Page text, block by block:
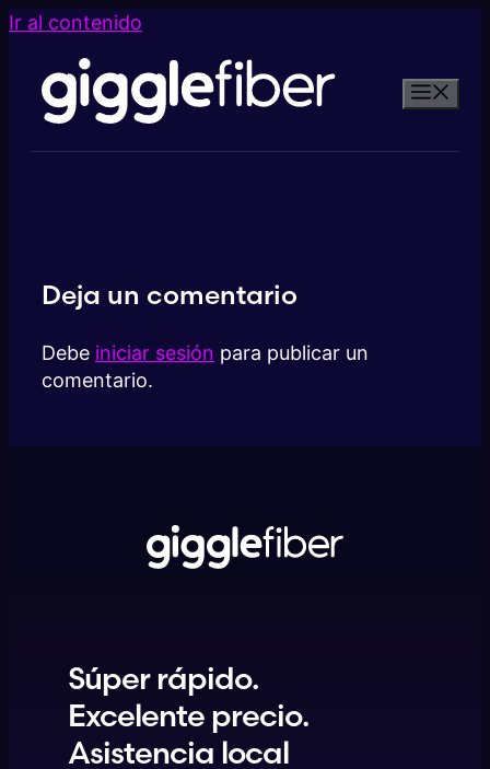
Ir al contenido
Deja un comentario
Debe iniciar sesión para publicar un
comentario.
Súper rápido.
Excelente precio.
Asistencia local